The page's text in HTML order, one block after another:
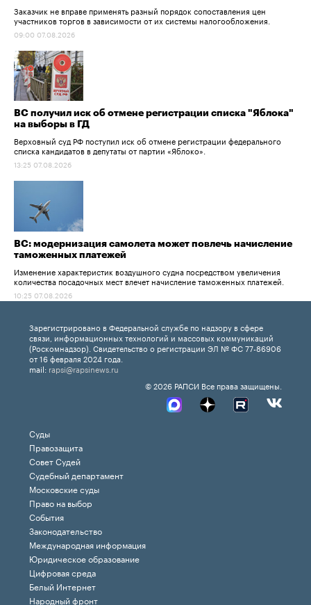
Заказчик не вправе применять разный порядок сопоставления цен
участников торгов в зависимости от их системы налогообложения.
09:00 07.08.2026
ВС получил иск об отмене регистрации списка "Яблока"
на выборы в ГД
Верховный суд РФ поступил иск об отмене регистрации федерального
списка кандидатов в депутаты от партии «Яблоко».
13:25 07.08.2026
ВС: модернизация самолета может повлечь начисление
таможенных платежей
Изменение характеристик воздушного судна посредством увеличения
количества посадочных мест влечет начисление таможенных платежей.
10:25 07.08.2026
Зарегистрировано в Федеральной службе по надзору в сфере
связи, информационных технологий и массовых коммуникаций
(Роскомнадзор). Свидетельство о регистрации ЭЛ № ФС 77-86906
от 16 февраля 2024 года.
mail: rapsi@rapsinews.ru
© 2026 РАПСИ Все права защищены.
Суды
Правозащита
Совет Судей
Судебный департамент
Московские суды
Право на выбор
События
Законодательство
Международная информация
Юридическое образование
Цифровая среда
Белый Интернет
Народный фронт